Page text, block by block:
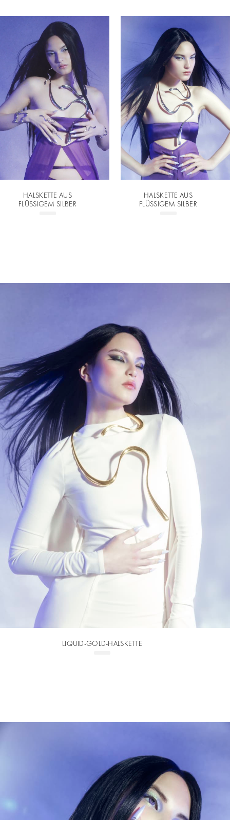
HALSKETTE AUS
FLÜSSIGEM SILBER
HALSKETTE AUS
FLÜSSIGEM SILBER
LIQUID-GOLD-HALSKETTE